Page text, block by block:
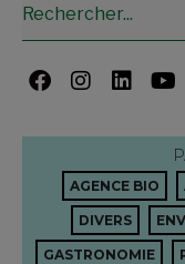
AGENCE BIO
DIVERS
GASTRONOMIE